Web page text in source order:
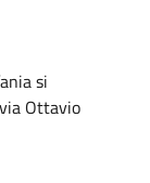
si
Ottavio